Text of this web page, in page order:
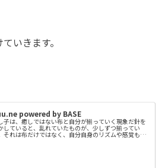
いきます。
powered by BASE
子は、癒しではない布と自分が揃っていく現象だ針を
していると、乱れていたものが、少しずつ揃ってい
それは布だけではなく、自分自身のリズムや感覚も同